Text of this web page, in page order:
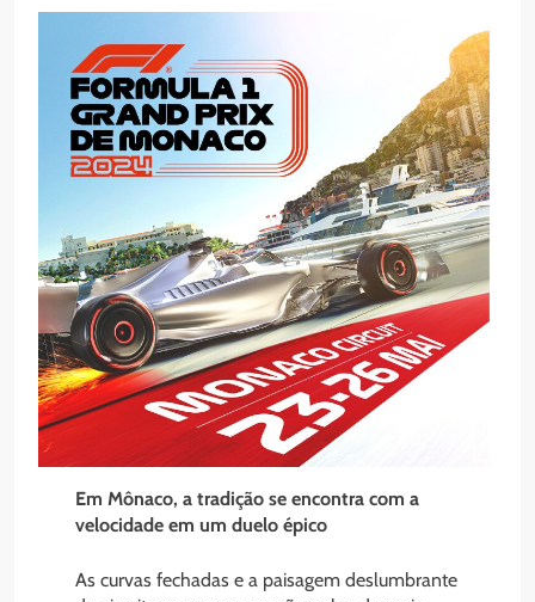
Em Mônaco, a tradição se encontra com a
velocidade em um duelo épico
As curvas fechadas e a paisagem deslumbrante